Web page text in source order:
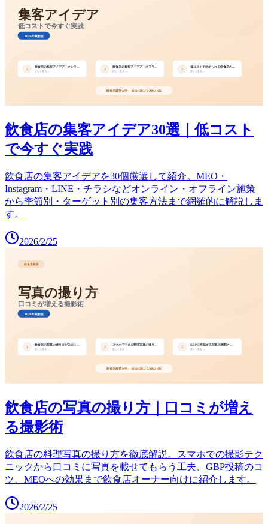
飲食店の集客アイデア30選｜低コスト
で今すぐ実践
飲食店の集客アイデアを30個厳選して紹介。MEO・
Instagram・LINE・チラシなどオンライン・オフライン施策
から季節別・ターゲット別の集客方法まで網羅的に解説しま
す。
2026/2/25
飲食店の写真の撮り方｜口コミが増え
る撮影術
飲食店の料理写真の撮り方を徹底解説。スマホでの撮影テク
ニックから口コミに写真を載せてもらう工夫、GBP投稿のコ
ツ、MEOへの効果まで飲食店オーナー向けに紹介します。
2026/2/25